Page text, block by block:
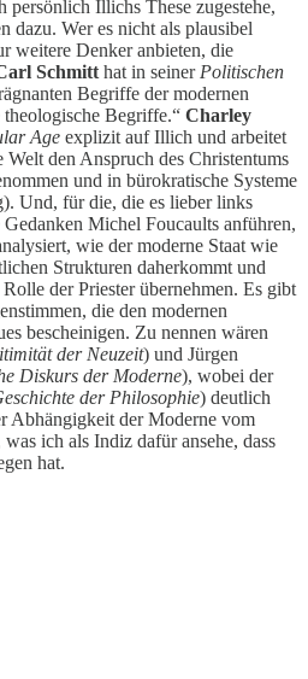
Illichs These zugestehe,
dazu. Wer es nicht als plausibel
weitere Denker anbieten, die
Schmitt hat in seiner Politischen
Begriffe der modernen
theologische Begriffe.“ Charley
Age explizit auf Illich und arbeitet
Welt den Anspruch des Christentums
und in bürokratische Systeme
Und, für die, die es lieber links
Michel Foucaults anführen,
wie der moderne Staat wie
Strukturen daherkommt und
der Priester übernehmen. Es gibt
die den modernen
bescheinigen. Zu nennen wären
der Neuzeit) und Jürgen
Diskurs der Moderne), wobei der
der Philosophie) deutlich
Abhängigkeit der Moderne vom
ich als Indiz dafür ansehe, dass
hat.